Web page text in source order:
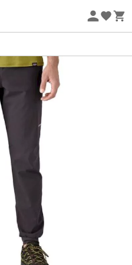
2 produits* code Summer5
Eco-conçu
confort et
ou à improviser un
Patagonia Men's
allié idéal ! Ce
conçu pour ceux qui
de mouvement
. Imaginez-vous dévalant
un félin, grâce à sa
léger
polyester recyclé
une
élasticité
bouger sans contraintes.
vous permettant de